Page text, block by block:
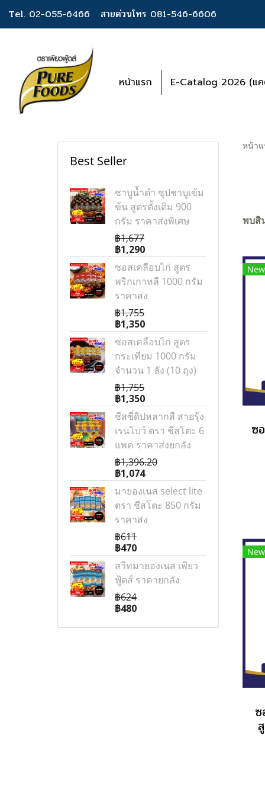
Tel. 02-055-6466 สายด่วนโทร 081-546-6606
หน้าแรก E-Catalog 2026 (แ
หน้าแ
พบสิ
New
ซ
New
ซ
Best Seller
ชาบูน้ำดำ ซุปชาบูเข้ม
ข้น สูตรดั้งเดิม 900
กรัม ราคาส่งพิเศษ
฿1,677
฿1,290
ซอสเคลือบไก่ สูตร
พริกเกาหลี 1000 กรัม
ราคาส่ง
฿1,755
฿1,350
ซอสเคลือบไก่ สูตร
กระเทียม 1000 กรัม
จำนวน 1 ลัง (10 ถุง)
฿1,755
฿1,350
ชีสซี่ดิปหลากสี สายรุ้ง
เรนโบว์ ตรา ชีสโตะ 6
แพค ราคาส่งยกลัง
฿1,396.20
฿1,074
มายองเนส select lite
ตรา ชีสโตะ 850 กรัม
ราคาส่ง
฿611
฿470
สวีทมายองเนส เพียว
ฟู้ดส์ ราคายกลัง
฿624
฿480